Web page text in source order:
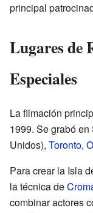
principal
Lugares de
Especiales
La filmación
1999. Se grabó en
Unidos), Toronto,
Para crear la Isla
la técnica de
combinar actores